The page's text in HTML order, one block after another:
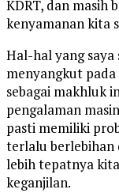
KDRT, dan masih
kenyamanan kita
Hal-hal yang
menyangkut
sebagai makhluk
pengalaman
pasti memiliki
terlalu berlebihan
lebih tepatnya
keganjilan.